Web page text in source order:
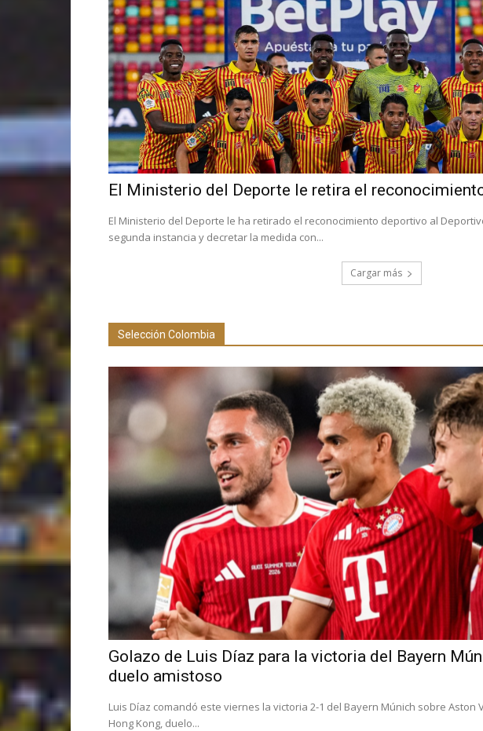
El Ministerio del Deporte le retira el
El Ministerio del Deporte le ha retirado el reconocimiento deportivo al
segunda instancia y decretar la medida con...
Cargar más
Selección Colombia
Golazo de Luis Díaz para la victoria del Bayern
duelo amistoso
Luis Díaz comandó este viernes la victoria 2-1 del Bayern Múnich sobre Aston
Hong Kong, duelo...